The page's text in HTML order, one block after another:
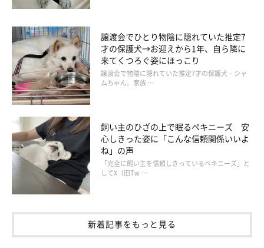
別の日の様子、喜びの表情を浮かべるみらいくん。笑顔がかわいい
＠miraizun
飼い主さんにみらいくんの性格を伺うと、次のように教えてくれ
ました。
飼い主さん：
「基本的に控えめな性格をしています。全然吠えないですし。
ちゃうんですよね。いわゆる内弁慶な性格だと思います」
譲渡会でひとり物陰に隠れていた推定7
才の保護犬→お迎えから1年、自ら隣に
来てくつろぐ姿にほっこり
譲渡会で物陰に隠れていた推定7才の保護犬・シャ
ムちゃん。家族 …
飼い主のひざの上で眠るペキニーズ 安
心しきった姿に「こんな信頼関係いいよ
ね」の声
「完全に飼い主を信頼しきっているペキニーズ」と
してX（旧Tw …
新着記事をもっと見る